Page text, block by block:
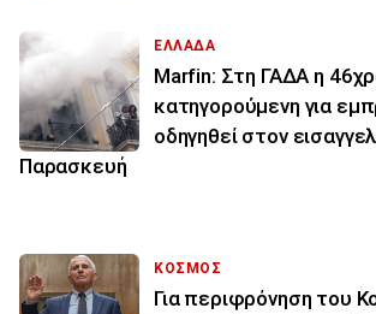
ΕΛΛΑΔΑ
Marfin: Στη ΓΑΔΑ η
κατηγορούμενη για
οδηγηθεί στον
Παρασκευή
ΚΟΣΜΟΣ
Για περιφρόνηση του